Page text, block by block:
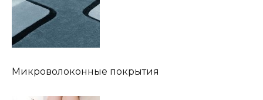
Микроволоконные покрытия